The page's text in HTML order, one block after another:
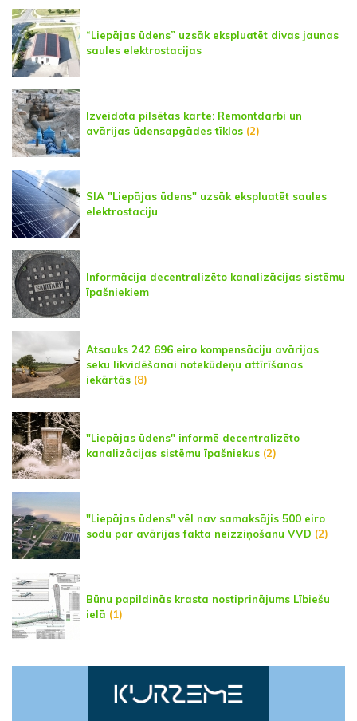
“Liepājas ūdens” uzsāk ekspluatēt divas jaunas
saules elektrostacijas
Izveidota pilsētas karte: Remontdarbi un
avārijas ūdensapgādes tīklos (2)
SIA "Liepājas ūdens" uzsāk ekspluatēt saules
elektrostaciju
Informācija decentralizēto kanalizācijas sistēmu
īpašniekiem
Atsauks 242 696 eiro kompensāciju avārijas
seku likvidēšanai notekūdeņu attīrīšanas
iekārtās (8)
"Liepājas ūdens" informē decentralizēto
kanalizācijas sistēmu īpašniekus (2)
"Liepājas ūdens" vēl nav samaksājis 500 eiro
sodu par avārijas fakta neizziņošanu VVD (2)
Būnu papildinās krasta nostiprinājums Lībiešu
ielā (1)